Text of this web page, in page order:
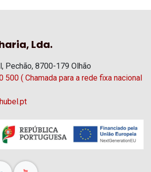
Lda.
Pechão, 8700-179 Olhão
500 ( Chamada para a rede fixa nacional